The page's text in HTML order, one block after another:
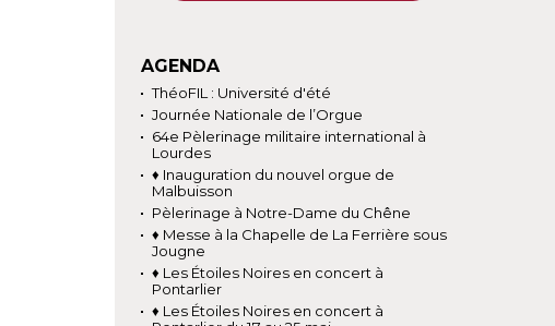
AGENDA
ThéoFIL : Université d'été
Journée Nationale de l’Orgue
64e Pèlerinage militaire international à
Lourdes
♦ Inauguration du nouvel orgue de
Malbuisson
Pèlerinage à Notre-Dame du Chêne
♦ Messe à la Chapelle de La Ferrière sous
Jougne
♦ Les Étoiles Noires en concert à
Pontarlier
♦ Les Étoiles Noires en concert à